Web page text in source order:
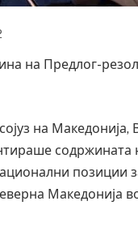
на Предлог-
на
содржината
позиции
Македонија